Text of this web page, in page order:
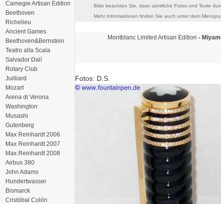
Carnegie Artisan Edition
Beethoven
Richelieu
Ancient Games
Beethoven&Bernstein
Teatro alla Scala
Salvador Dalí
Rotary Club
Juilliard
Mozart
Arena di Verona
Washington
Musashi
Gutenberg
Max Reinhardt 2006
Max Reinhardt 2007
Max Reinhardt 2008
Airbus 380
John Adams
Hundertwasser
Bismarck
Cristóbal Colón
Bitte beachten Sie, dass sämtliche Fotos und Texte
Mehr Informationen finden Sie auch unter dem
Montblanc Limited Artisan Edition -
Fotos: D.S.